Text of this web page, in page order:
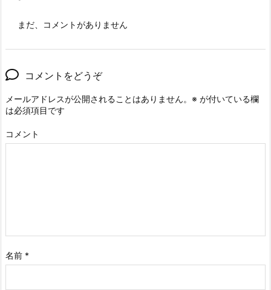
まだ、コメントがありません
コメントをどうぞ
メールアドレスが公開されることはありません。 ※ が付いている欄
は必須項目です
コメント
名前 *